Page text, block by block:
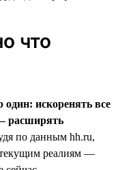
что
один: искоренять все
расширять
по данным hh.ru,
текущим реалиям —